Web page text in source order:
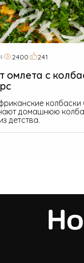
2400 241
омлета с
колбаски
домашнюю
детства.